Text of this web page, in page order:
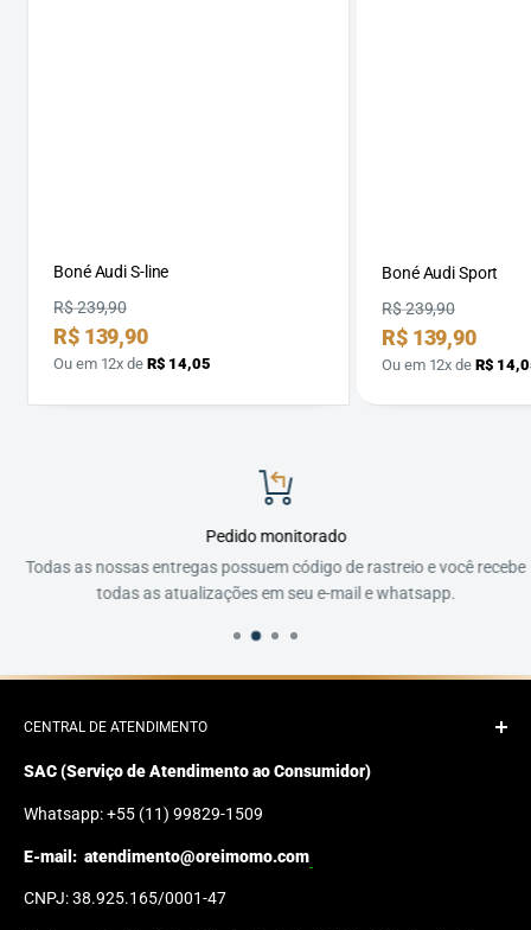
Boné Audi S-line
Preço
por
R$ 139,90
Preço
R$ 239,90
Ou em 12x de R$ 14,05
Boné Audi Sport
Preço
por
R$ 139,90
Preço
R$ 239,90
Ou em 12x de R$
Pedido monitorado
Todas as nossas entregas possuem código de rastreio e você recebe
todas as atualizações em seu e-mail e whatsapp.
CENTRAL DE ATENDIMENTO
SAC (Serviço de Atendimento ao Consumidor)
Whatsapp: +55 (11) 99829-1509
E-mail: atendimento@oreimomo.com
CNPJ: 38.925.165/0001-47